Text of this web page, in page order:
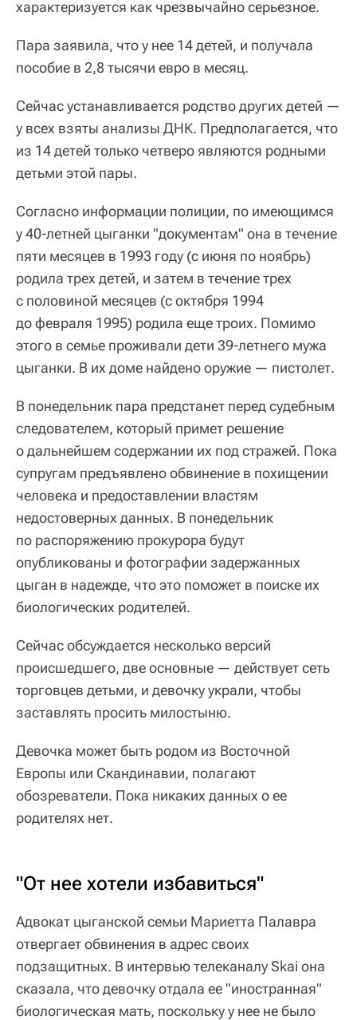
характеризуется как чрезвычайно серьезное.
Пара заявила, что у нее 14 детей, и получала
пособие в 2,8 тысячи евро в месяц.
Сейчас устанавливается родство других детей —
у всех взяты анализы ДНК. Предполагается, что
из 14 детей только четверо являются родными
детьми этой пары.
Согласно информации полиции, по имеющимся
у 40-летней цыганки "документам" она в течение
пяти месяцев в 1993 году (с июня по ноябрь)
родила трех детей, и затем в течение трех
с половиной месяцев (с октября 1994
до февраля 1995) родила еще троих. Помимо
этого в семье проживали дети 39-летнего мужа
цыганки. В их доме найдено оружие — пистолет.
В понедельник пара предстанет перед судебным
следователем, который примет решение
о дальнейшем содержании их под стражей. Пока
супругам предъявлено обвинение в похищении
человека и предоставлении властям
недостоверных данных. В понедельник
по распоряжению прокурора будут
опубликованы и фотографии задержанных
цыган в надежде, что это поможет в поиске их
биологических родителей.
Сейчас обсуждается несколько версий
происшедшего, две основные — действует сеть
торговцев детьми, и девочку украли, чтобы
заставлять просить милостыню.
Девочка может быть родом из Восточной
Европы или Скандинавии, полагают
обозреватели. Пока никаких данных о ее
родителях нет.
"От нее хотели избавиться"
Адвокат цыганской семьи Мариетта Палавра
отвергает обвинения в адрес своих
подзащитных. В интервью телеканалу Skai она
сказала, что девочку отдала ее "иностранная"
биологическая мать, поскольку у нее не было